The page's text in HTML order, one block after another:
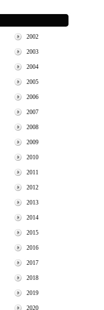
2002
2003
2004
2005
2006
2007
2008
2009
2010
2011
2012
2013
2014
2015
2016
2017
2018
2019
2020